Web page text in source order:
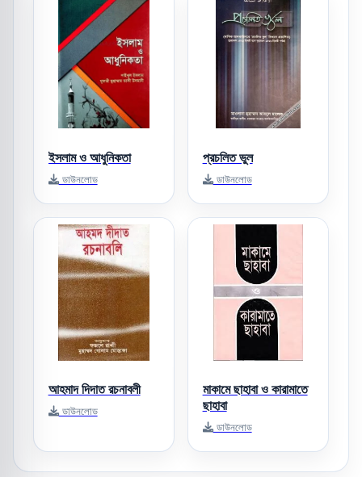
ইসলাম ও আধুনিকতা
ডাউনলোড
প্রচলিত ভুল
ডাউনলোড
আহমাদ দিদাত রচনাবলী
ডাউনলোড
মাকামে ছাহাবা ও কারামাতে
ছাহাবা
ডাউনলোড